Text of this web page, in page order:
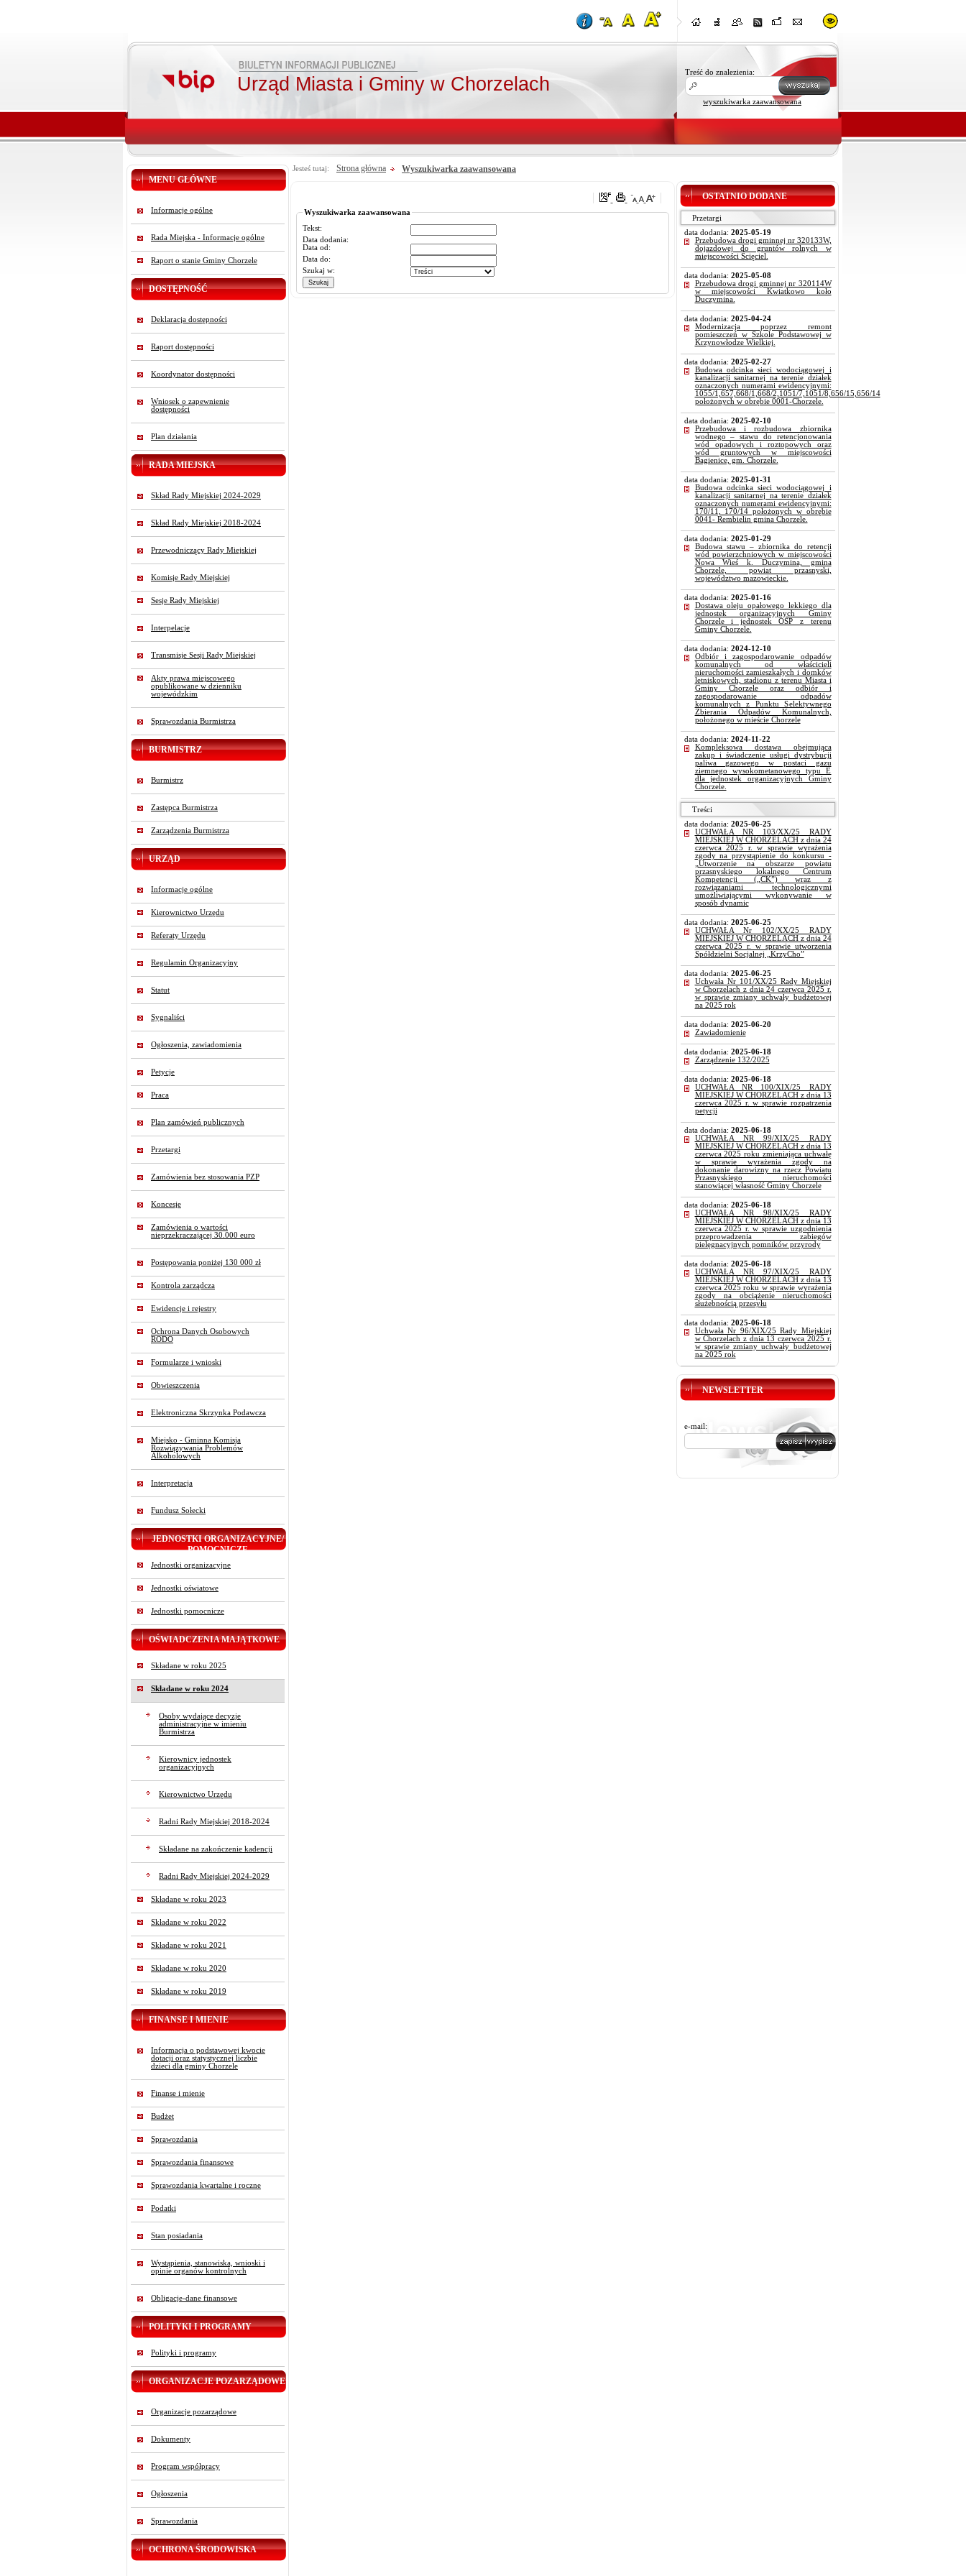
Urząd Miasta i Gminy w Chorzelach
Treść do znalezienia:
wyszukiwarka zaawansowana
MENU GŁÓWNE
Informacje ogólne
Rada Miejska - Informacje ogólne
Raport o stanie Gminy Chorzele
DOSTĘPNOŚĆ
Deklaracja dostępności
Raport dostępności
Koordynator dostępności
Wniosek o zapewnienie
dostępności
Plan działania
RADA MIEJSKA
Skład Rady Miejskiej 2024-2029
Skład Rady Miejskiej 2018-2024
Przewodniczący Rady Miejskiej
Komisje Rady Miejskiej
Sesje Rady Miejskiej
Interpelacje
Transmisje Sesji Rady Miejskiej
Akty prawa miejscowego
opublikowane w dzienniku
wojewódzkim
Sprawozdania Burmistrza
BURMISTRZ
Burmistrz
Zastępca Burmistrza
Zarządzenia Burmistrza
URZĄD
Informacje ogólne
Kierownictwo Urzędu
Referaty Urzędu
Regulamin Organizacyjny
Statut
Sygnaliści
Ogłoszenia, zawiadomienia
Petycje
Praca
Plan zamówień publicznych
Przetargi
Zamówienia bez stosowania PZP
Koncesje
Zamówienia o wartości
nieprzekraczającej 30.000 euro
Postępowania poniżej 130 000 zł
Kontrola zarządcza
Ewidencje i rejestry
Ochrona Danych Osobowych
RODO
Formularze i wnioski
Obwieszczenia
Elektroniczna Skrzynka Podawcza
Miejsko - Gminna Komisja
Rozwiązywania Problemów
Alkoholowych
Interpretacja
Fundusz Sołecki
JEDNOSTKI ORGANIZACYJNE/
POMOCNICZE
Jednostki organizacyjne
Jednostki oświatowe
Jednostki pomocnicze
OŚWIADCZENIA MAJĄTKOWE
Składane w roku 2025
Składane w roku 2024
Osoby wydające decyzje
administracyjne w imieniu
Burmistrza
Kierownicy jednostek
organizacyjnych
Kierownictwo Urzędu
Radni Rady Miejskiej 2018-2024
Składane na zakończenie kadencji
Radni Rady Miejskiej 2024-2029
Składane w roku 2023
Składane w roku 2022
Składane w roku 2021
Składane w roku 2020
Składane w roku 2019
FINANSE I MIENIE
Informacja o podstawowej kwocie
dotacji oraz statystycznej liczbie
dzieci dla gminy Chorzele
Finanse i mienie
Budżet
Sprawozdania
Sprawozdania finansowe
Sprawozdania kwartalne i roczne
Podatki
Stan posiadania
Wystąpienia, stanowiska, wnioski i
opinie organów kontrolnych
Obligacje-dane finansowe
POLITYKI I PROGRAMY
Polityki i programy
ORGANIZACJE POZARZĄDOWE
Organizacje pozarządowe
Dokumenty
Program współpracy
Ogłoszenia
Sprawozdania
OCHRONA ŚRODOWISKA
Jesteś tutaj: Strona główna Wyszukiwarka zaawansowana
Wyszukiwarka zaawansowana
Tekst:
Data dodania:
Data od:
Data do:
Szukaj w:
OSTATNIO DODANE
Przetargi
data dodania: 2025-05-19
Przebudowa drogi gminnej nr 320133W,
dojazdowej do gruntów rolnych w
miejscowości Ścięciel.
data dodania: 2025-05-08
Przebudowa drogi gminnej nr 320114W
w miejscowości Kwiatkowo koło
Duczymina.
data dodania: 2025-04-24
Modernizacja poprzez remont
pomieszczeń w Szkole Podstawowej w
Krzynowłodze Wielkiej.
data dodania: 2025-02-27
Budowa odcinka sieci wodociągowej i
kanalizacji sanitarnej na terenie działek
oznaczonych numerami ewidencyjnymi:
1055/1,657,668/1,668/2,1051/7,1051/8,656/15,656/14
położonych w obrębie 0001-Chorzele.
data dodania: 2025-02-10
Przebudowa i rozbudowa zbiornika
wodnego – stawu do retencjonowania
wód opadowych i roztopowych oraz
wód gruntowych w miejscowości
Bagienice, gm. Chorzele.
data dodania: 2025-01-31
Budowa odcinka sieci wodociągowej i
kanalizacji sanitarnej na terenie działek
oznaczonych numerami ewidencyjnymi:
170/11, 170/14 położonych w obrębie
0041- Rembielin gmina Chorzele.
data dodania: 2025-01-29
Budowa stawu – zbiornika do retencji
wód powierzchniowych w miejscowości
Nowa Wieś k. Duczymina, gmina
Chorzele, powiat przasnyski,
województwo mazowieckie.
data dodania: 2025-01-16
Dostawa oleju opałowego lekkiego dla
jednostek organizacyjnych Gminy
Chorzele i jednostek OSP z terenu
Gminy Chorzele.
data dodania: 2024-12-10
Odbiór i zagospodarowanie odpadów
komunalnych od właścicieli
nieruchomości zamieszkałych i domków
letniskowych, stadionu z terenu Miasta i
Gminy Chorzele oraz odbiór i
zagospodarowanie odpadów
komunalnych z Punktu Selektywnego
Zbierania Odpadów Komunalnych,
położonego w mieście Chorzele
data dodania: 2024-11-22
Kompleksowa dostawa obejmująca
zakup i świadczenie usługi dystrybucji
paliwa gazowego w postaci gazu
ziemnego wysokometanowego typu E
dla jednostek organizacyjnych Gminy
Chorzele.
Treści
data dodania: 2025-06-25
UCHWAŁA NR 103/XX/25 RADY
MIEJSKIEJ W CHORZELACH z dnia 24
czerwca 2025 r. w sprawie wyrażenia
zgody na przystąpienie do konkursu -
„Utworzenie na obszarze powiatu
przasnyskiego lokalnego Centrum
Kompetencji („CK”) wraz z
rozwiązaniami technologicznymi
umożliwiającymi wykonywanie w
sposób dynamic
data dodania: 2025-06-25
UCHWAŁA Nr 102/XX/25 RADY
MIEJSKIEJ W CHORZELACH z dnia 24
czerwca 2025 r. w sprawie utworzenia
Spółdzielni Socjalnej „KrzyCho”
data dodania: 2025-06-25
Uchwała Nr 101/XX/25 Rady Miejskiej
w Chorzelach z dnia 24 czerwca 2025 r.
w sprawie zmiany uchwały budżetowej
na 2025 rok
data dodania: 2025-06-20
Zawiadomienie
data dodania: 2025-06-18
Zarządzenie 132/2025
data dodania: 2025-06-18
UCHWAŁA NR 100/XIX/25 RADY
MIEJSKIEJ W CHORZELACH z dnia 13
czerwca 2025 r. w sprawie rozpatrzenia
petycji
data dodania: 2025-06-18
UCHWAŁA NR 99/XIX/25 RADY
MIEJSKIEJ W CHORZELACH z dnia 13
czerwca 2025 roku zmieniająca uchwałę
w sprawie wyrażenia zgody na
dokonanie darowizny na rzecz Powiatu
Przasnyskiego nieruchomości
stanowiącej własność Gminy Chorzele
data dodania: 2025-06-18
UCHWAŁA NR 98/XIX/25 RADY
MIEJSKIEJ W CHORZELACH z dnia 13
czerwca 2025 r. w sprawie uzgodnienia
przeprowadzenia zabiegów
pielęgnacyjnych pomników przyrody
data dodania: 2025-06-18
UCHWAŁA NR 97/XIX/25 RADY
MIEJSKIEJ W CHORZELACH z dnia 13
czerwca 2025 roku w sprawie wyrażenia
zgody na obciążenie nieruchomości
służebnością przesyłu
data dodania: 2025-06-18
Uchwała Nr 96/XIX/25 Rady Miejskiej
w Chorzelach z dnia 13 czerwca 2025 r.
w sprawie zmiany uchwały budżetowej
na 2025 rok
NEWSLETTER
e-mail: